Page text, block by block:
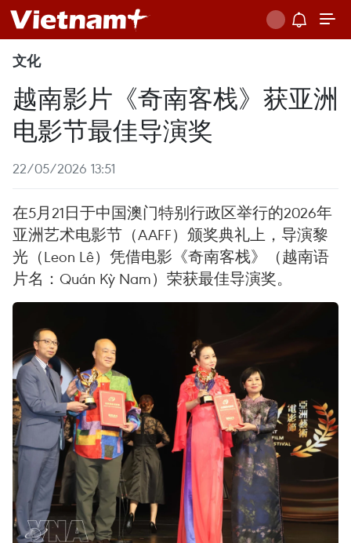
文化
越南影片《奇南客栈》获亚洲
电影节最佳导演奖
22/05/2026 13:51
在5月21日于中国澳门特别行政区举行的2026年
亚洲艺术电影节（AAFF）颁奖典礼上，导演黎
光（Leon Lê）凭借电影《奇南客栈》（越南语
片名：Quán Kỳ Nam）荣获最佳导演奖。